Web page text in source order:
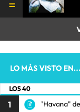
LO MÁS VISTO EN...
LOS 40
1 "Havana"